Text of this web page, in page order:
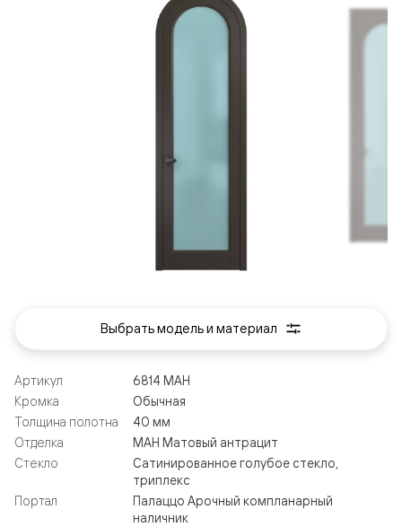
Артикул
6814 МАН
Кромка
Обычная
Толщина полотна
40 мм
Отделка
МАН Матовый антрацит
Стекло
Сатинированное голубое стекло,
триплекс
Портал
Палаццо Арочный компланарный
наличник
Выбрать модель и материал